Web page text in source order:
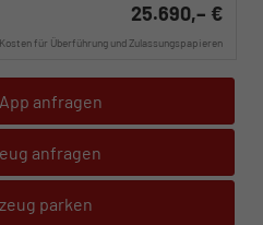
25.690,– €
für Überführung und Zulassungspapieren
anfragen
anfragen
parken